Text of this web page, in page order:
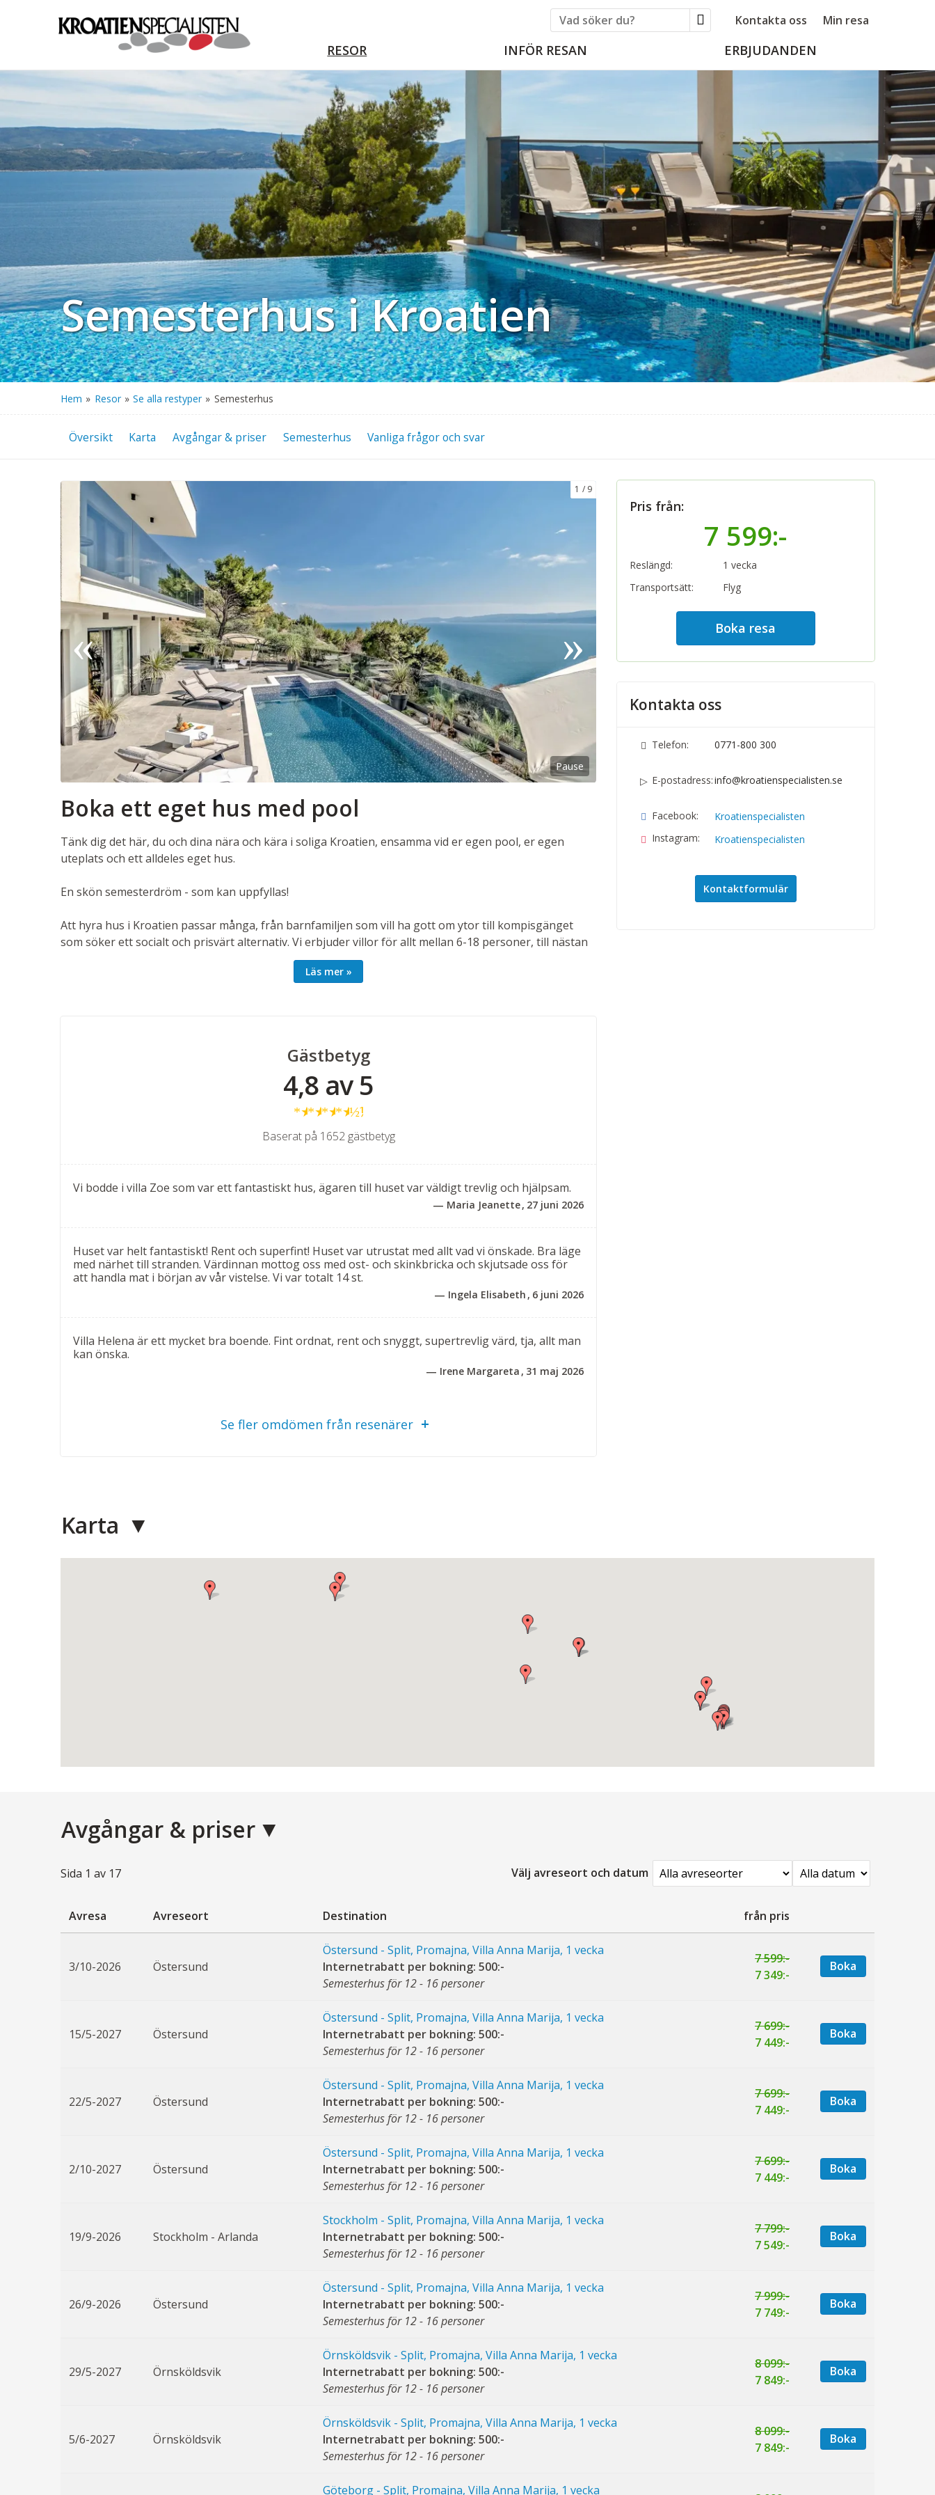
Kontakta oss Min resa
RESOR INFÖR RESAN ERBJUDANDEN
Semesterhus i Kroatien
Hem » Resor » Se alla restyper » Semesterhus
Översikt Karta Avgångar & priser Semesterhus Vanliga frågor och svar
Pause
1 9
Boka ett eget hus med pool
Tänk dig det här, du och dina nära och kära i soliga Kroatien, ensamma vid er egen pool, er egen
uteplats och ett alldeles eget hus.
En skön semesterdröm - som kan uppfyllas!
Att hyra hus i Kroatien passar många, från barnfamiljen som vill ha gott om ytor till kompisgänget
som söker ett socialt och prisvärt alternativ. Vi erbjuder villor för allt mellan 6-18 personer, till nästan
samma pris/person som hotellrum. Samtliga villor har pool och en härlig uteplats som bjuder in till
Läs mer
Gästbetyg
4,8 av 5
★★★★ ½
Baserat på 1652 gästbetyg
Vi bodde i villa Zoe som var ett fantastiskt hus, ägaren till huset var väldigt trevlig och hjälpsam.
Maria Jeanette 27 juni 2026
Huset var helt fantastiskt! Rent och superfint! Huset var utrustat med allt vad vi önskade. Bra läge
med närhet till stranden. Värdinnan mottog oss med ost- och skinkbricka och skjutsade oss för
att handla mat i början av vår vistelse. Vi var totalt 14 st.
Ingela Elisabeth 6 juni 2026
Villa Helena är ett mycket bra boende. Fint ordnat, rent och snyggt, supertrevlig värd, tja, allt man
kan önska.
Irene Margareta 31 maj 2026
Se fler omdömen från resenärer
Pris från:
7 599:-
Reslängd:
1 vecka
Transportsätt:
Flyg
Boka resa
Kontakta oss
Telefon: 0771-800 300
E-postadress:info@kroatienspecialisten.se
Facebook:
Kroatienspecialisten
Instagram:
Kroatienspecialisten
Kontaktformulär
Karta
Avgångar & priser
Sida 1 av 17 Välj avreseort och datum
Avresa Avreseort Destination från pris
3/10-2026 Östersund
Östersund - Split, Promajna, Villa Anna Marija, 1 vecka
Internetrabatt per bokning: 500:-
Semesterhus för 12 - 16 personer
7 599:-
7 349:-
Boka
15/5-2027 Östersund
Östersund - Split, Promajna, Villa Anna Marija, 1 vecka
Internetrabatt per bokning: 500:-
Semesterhus för 12 - 16 personer
7 699:-
7 449:-
Boka
22/5-2027 Östersund
Östersund - Split, Promajna, Villa Anna Marija, 1 vecka
Internetrabatt per bokning: 500:-
Semesterhus för 12 - 16 personer
7 699:-
7 449:-
Boka
2/10-2027 Östersund
Östersund - Split, Promajna, Villa Anna Marija, 1 vecka
Internetrabatt per bokning: 500:-
Semesterhus för 12 - 16 personer
7 699:-
7 449:-
Boka
19/9-2026 Stockholm - Arlanda
Stockholm - Split, Promajna, Villa Anna Marija, 1 vecka
Internetrabatt per bokning: 500:-
Semesterhus för 12 - 16 personer
7 799:-
7 549:-
Boka
26/9-2026 Östersund
Östersund - Split, Promajna, Villa Anna Marija, 1 vecka
Internetrabatt per bokning: 500:-
Semesterhus för 12 - 16 personer
7 999:-
7 749:-
Boka
29/5-2027 Örnsköldsvik
Örnsköldsvik - Split, Promajna, Villa Anna Marija, 1 vecka
Internetrabatt per bokning: 500:-
Semesterhus för 12 - 16 personer
8 099:-
7 849:-
Boka
5/6-2027 Örnsköldsvik
Örnsköldsvik - Split, Promajna, Villa Anna Marija, 1 vecka
Internetrabatt per bokning: 500:-
Semesterhus för 12 - 16 personer
8 099:-
7 849:-
Boka
Göteborg - Split, Promajna, Villa Anna Marija, 1 vecka